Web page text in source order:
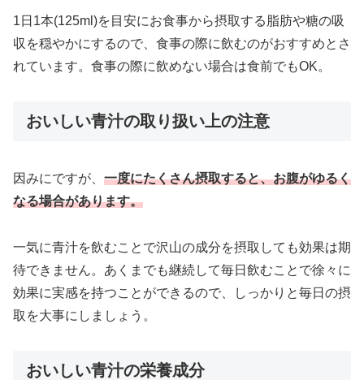
1日1本(125ml)を目安にお食事から摂取する脂肪や糖の吸
収を穏やかにするので、食事の際に飲むのがおすすめとさ
れています。食事の際に飲めない場合は食前でもOK。
おいしい青汁の取り扱い上の注意
因みにですが、 一度にたくさん摂取すると、お腹がゆるく
なる場合があります。
一気に青汁を飲むことで沢山の成分を摂取しても効果は期
待できません。あくまでも継続して毎日飲むことで徐々に
効果に実感を持つことができるので、しっかりと毎日の摂
取を大事にしましょう。
おいしい青汁の栄養成分